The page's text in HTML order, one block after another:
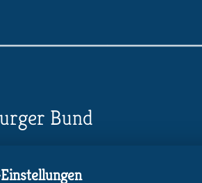
Bund
Straße 10a